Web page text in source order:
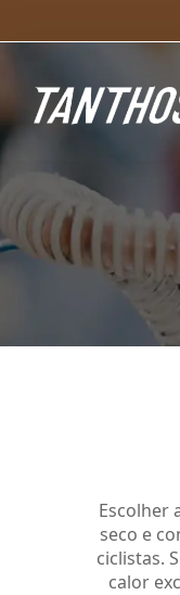
Escolher
seco e
ciclistas.
calor